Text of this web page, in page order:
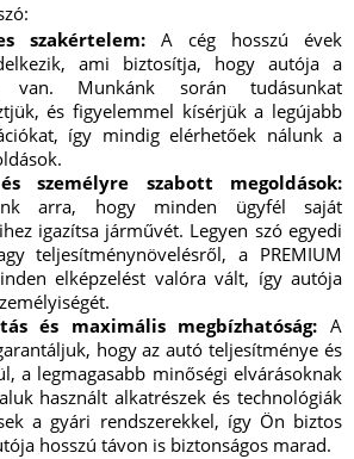
szakértelem: A cég hosszú évek
ami biztosítja, hogy autója a
van. Munkánk során tudásunkat
és figyelemmel kísérjük a legújabb
így mindig elérhetőek nálunk a
személyre szabott megoldások:
arra, hogy minden ügyfél saját
igazítsa járművét. Legyen szó egyedi
teljesítménynövelésről, a PREMIUM
elképzelést valóra vált, így autója
és maximális megbízhatóság: A
hogy az autó teljesítménye és
a legmagasabb minőségi elvárásoknak
használt alkatrészek és technológiák
a gyári rendszerekkel, így Ön biztos
hosszú távon is biztonságos marad.